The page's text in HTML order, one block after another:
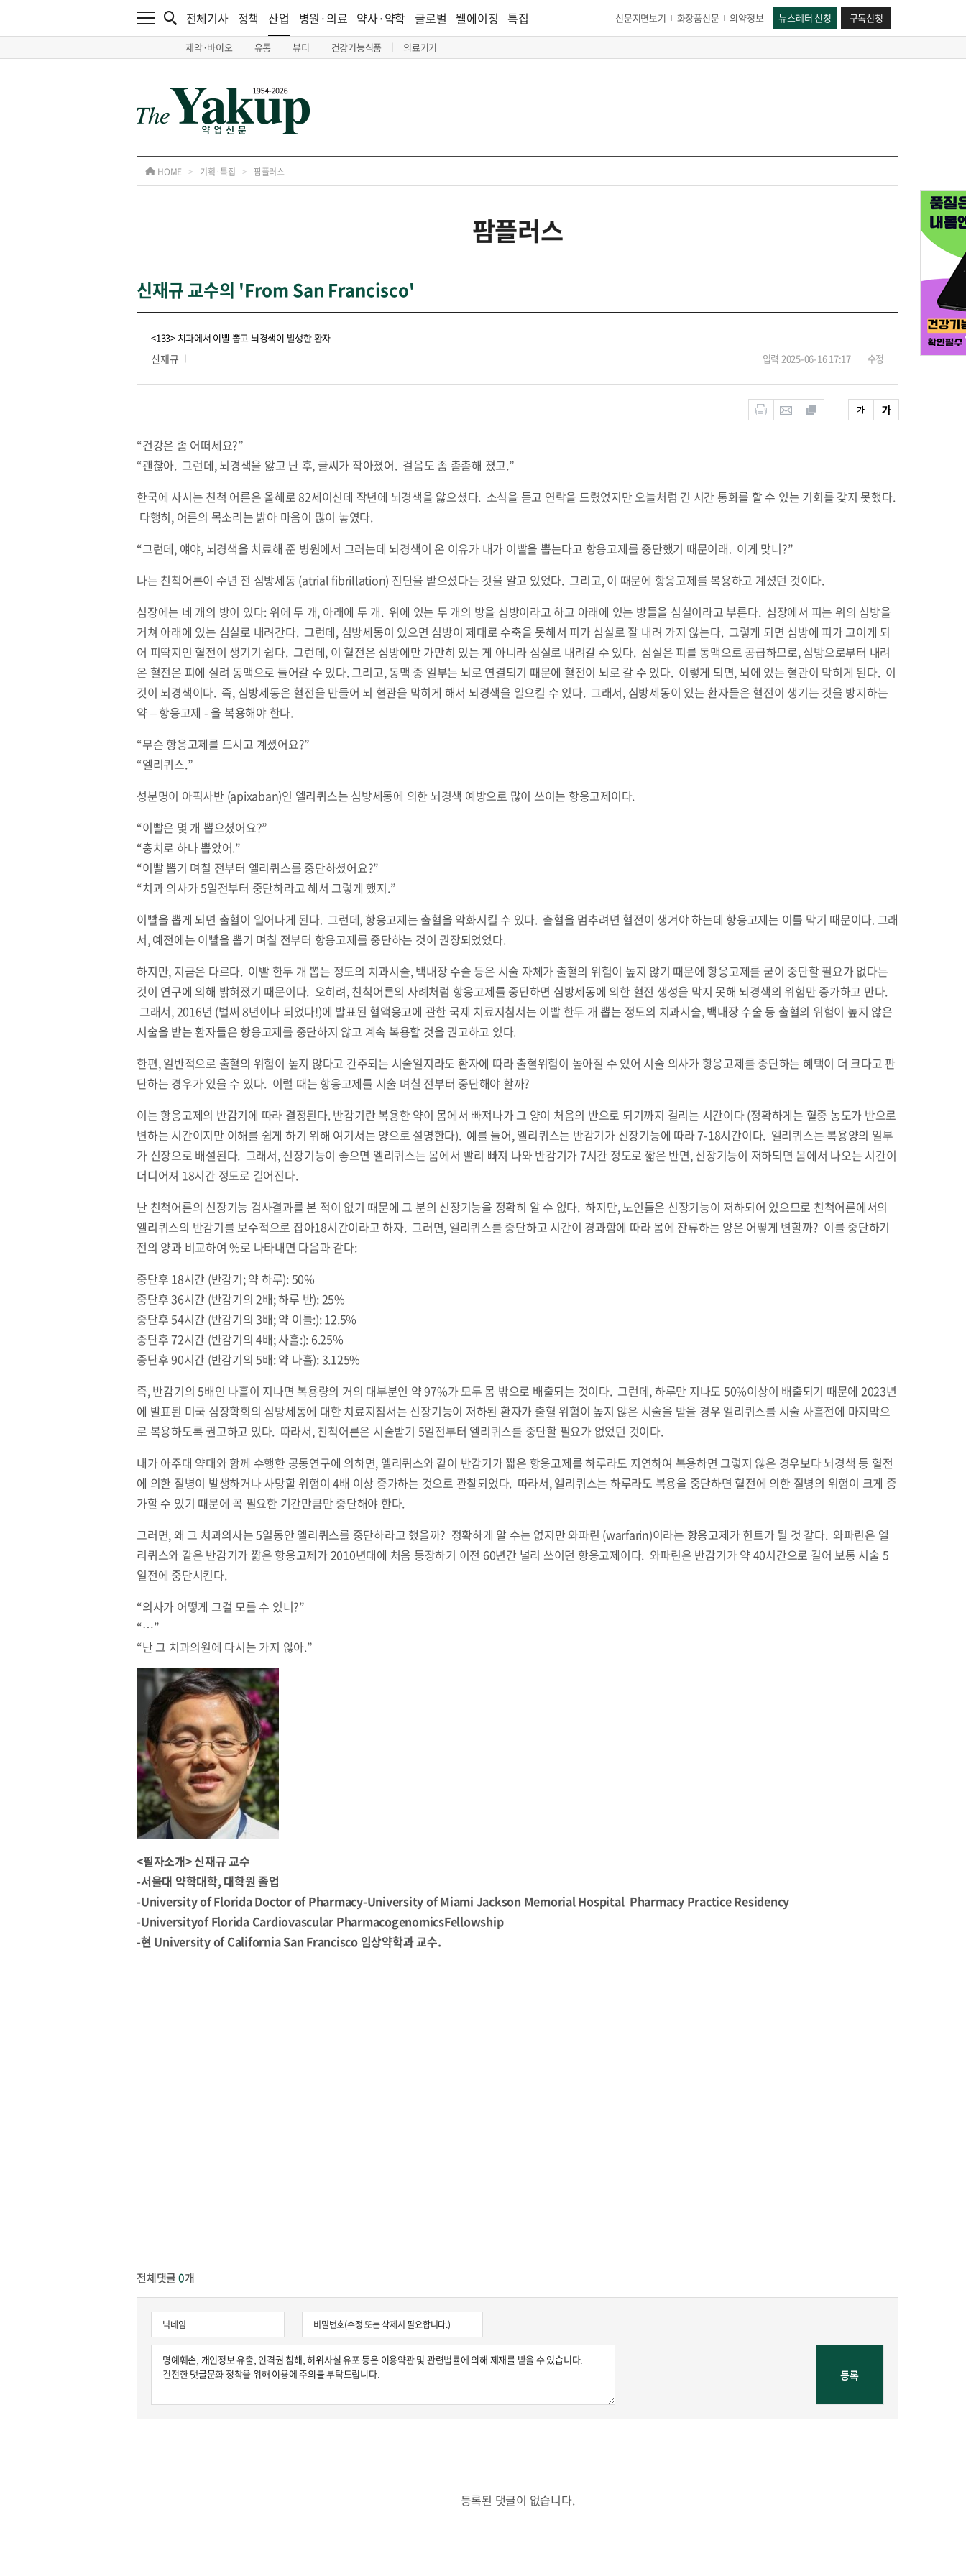
전체기사 정책 산업
제약·바이오 유통 뷰티 건강기능식품 의료기기
병원·의료 약사·약학 글로벌 웰에이징 특집 신문지면보기 화장품신문 의약정보 뉴스레터 신청 구독신청
HOME > 기획·특집 > 팜플러스
팜플러스
신재규 교수의 'From San Francisco'
<133> 치과에서 이빨 뽑고 뇌경색이 발생한 환자
신재규 입력 2025-06-16 17:17 수정
“건강은 좀 어떠세요?”
“괜찮아. 그런데, 뇌경색을 앓고 난 후, 글씨가 작아졌어. 걸음도 좀 촘촘해 졌고.”
한국에 사시는 친척 어른은 올해로 82세이신데 작년에 뇌경색을 앓으셨다. 소식을 듣고 연락을 드렸었지만 오늘처럼 긴 시간 통화를 할 수 있는 기회를 갖지 못했다.
다행히, 어른의 목소리는 밝아 마음이 많이 놓였다.
“그런데, 얘야, 뇌경색을 치료해 준 병원에서 그러는데 뇌경색이 온 이유가 내가 이빨을 뽑는다고 항응고제를 중단했기 때문이래. 이게 맞니?”
나는 친척어른이 수년 전 심방세동 (atrial fibrillation) 진단을 받으셨다는 것을 알고 있었다. 그리고, 이 때문에 항응고제를 복용하고 계셨던 것이다.
심장에는 네 개의 방이 있다: 위에 두 개, 아래에 두 개. 위에 있는 두 개의 방을 심방이라고 하고 아래에 있는 방들을 심실이라고 부른다. 심장에서 피는 위의 심방을
거쳐 아래에 있는 심실로 내려간다. 그런데, 심방세동이 있으면 심방이 제대로 수축을 못해서 피가 심실로 잘 내려 가지 않는다. 그렇게 되면 심방에 피가 고이게 되
어 피딱지인 혈전이 생기기 쉽다. 그런데, 이 혈전은 심방에만 가만히 있는 게 아니라 심실로 내려갈 수 있다. 심실은 피를 동맥으로 공급하므로, 심방으로부터 내려
온 혈전은 피에 실려 동맥으로 들어갈 수 있다. 그리고, 동맥 중 일부는 뇌로 연결되기 때문에 혈전이 뇌로 갈 수 있다. 이렇게 되면, 뇌에 있는 혈관이 막히게 된다. 이
것이 뇌경색이다. 즉, 심방세동은 혈전을 만들어 뇌 혈관을 막히게 해서 뇌경색을 일으킬 수 있다. 그래서, 심방세동이 있는 환자들은 혈전이 생기는 것을 방지하는
약 – 항응고제 - 을 복용해야 한다.
“무슨 항응고제를 드시고 계셨어요?”
“엘리퀴스.”
성분명이 아픽사반 (apixaban)인 엘리퀴스는 심방세동에 의한 뇌경색 예방으로 많이 쓰이는 항응고제이다.
“이빨은 몇 개 뽑으셨어요?”
“충치로 하나 뽑았어.”
“이빨 뽑기 며칠 전부터 엘리퀴스를 중단하셨어요?”
“치과 의사가 5일전부터 중단하라고 해서 그렇게 했지.”
이빨을 뽑게 되면 출혈이 일어나게 된다. 그런데, 항응고제는 출혈을 악화시킬 수 있다. 출혈을 멈추려면 혈전이 생겨야 하는데 항응고제는 이를 막기 때문이다. 그래
서, 예전에는 이빨을 뽑기 며칠 전부터 항응고제를 중단하는 것이 권장되었었다.
하지만, 지금은 다르다. 이빨 한두 개 뽑는 정도의 치과시술, 백내장 수술 등은 시술 자체가 출혈의 위험이 높지 않기 때문에 항응고제를 굳이 중단할 필요가 없다는
것이 연구에 의해 밝혀졌기 때문이다. 오히려, 친척어른의 사례처럼 항응고제를 중단하면 심방세동에 의한 혈전 생성을 막지 못해 뇌경색의 위험만 증가하고 만다.
그래서, 2016년 (벌써 8년이나 되었다!)에 발표된 혈액응고에 관한 국제 치료지침서는 이빨 한두 개 뽑는 정도의 치과시술, 백내장 수술 등 출혈의 위험이 높지 않은
시술을 받는 환자들은 항응고제를 중단하지 않고 계속 복용할 것을 권고하고 있다.
한편, 일반적으로 출혈의 위험이 높지 않다고 간주되는 시술일지라도 환자에 따라 출혈위험이 높아질 수 있어 시술 의사가 항응고제를 중단하는 혜택이 더 크다고 판
단하는 경우가 있을 수 있다. 이럴 때는 항응고제를 시술 며칠 전부터 중단해야 할까?
이는 항응고제의 반감기에 따라 결정된다. 반감기란 복용한 약이 몸에서 빠져나가 그 양이 처음의 반으로 되기까지 걸리는 시간이다 (정확하게는 혈중 농도가 반으로
변하는 시간이지만 이해를 쉽게 하기 위해 여기서는 양으로 설명한다). 예를 들어, 엘리퀴스는 반감기가 신장기능에 따라 7-18시간이다. 엘리퀴스는 복용양의 일부
가 신장으로 배설된다. 그래서, 신장기능이 좋으면 엘리퀴스는 몸에서 빨리 빠져 나와 반감기가 7시간 정도로 짧은 반면, 신장기능이 저하되면 몸에서 나오는 시간이
더디어져 18시간 정도로 길어진다.
난 친척어른의 신장기능 검사결과를 본 적이 없기 때문에 그 분의 신장기능을 정확히 알 수 없다. 하지만, 노인들은 신장기능이 저하되어 있으므로 친척어른에서의
엘리퀴스의 반감기를 보수적으로 잡아18시간이라고 하자. 그러면, 엘리퀴스를 중단하고 시간이 경과함에 따라 몸에 잔류하는 양은 어떻게 변할까? 이를 중단하기
전의 양과 비교하여 %로 나타내면 다음과 같다:
중단후 18시간 (반감기; 약 하루): 50%
중단후 36시간 (반감기의 2배; 하루 반): 25%
중단후 54시간 (반감기의 3배; 약 이틀:): 12.5%
중단후 72시간 (반감기의 4배; 사흘:): 6.25%
중단후 90시간 (반감기의 5배: 약 나흘): 3.125%
즉, 반감기의 5배인 나흘이 지나면 복용량의 거의 대부분인 약 97%가 모두 몸 밖으로 배출되는 것이다. 그런데, 하루만 지나도 50%이상이 배출되기 때문에 2023년
에 발표된 미국 심장학회의 심방세동에 대한 치료지침서는 신장기능이 저하된 환자가 출혈 위험이 높지 않은 시술을 받을 경우 엘리퀴스를 시술 사흘전에 마지막으
로 복용하도록 권고하고 있다. 따라서, 친척어른은 시술받기 5일전부터 엘리퀴스를 중단할 필요가 없었던 것이다.
내가 아주대 약대와 함께 수행한 공동연구에 의하면, 엘리퀴스와 같이 반감기가 짧은 항응고제를 하루라도 지연하여 복용하면 그렇지 않은 경우보다 뇌경색 등 혈전
에 의한 질병이 발생하거나 사망할 위험이 4배 이상 증가하는 것으로 관찰되었다. 따라서, 엘리퀴스는 하루라도 복용을 중단하면 혈전에 의한 질병의 위험이 크게 증
가할 수 있기 때문에 꼭 필요한 기간만큼만 중단해야 한다.
그러면, 왜 그 치과의사는 5일동안 엘리퀴스를 중단하라고 했을까? 정확하게 알 수는 없지만 와파린 (warfarin)이라는 항응고제가 힌트가 될 것 같다. 와파린은 엘
리퀴스와 같은 반감기가 짧은 항응고제가 2010년대에 처음 등장하기 이전 60년간 널리 쓰이던 항응고제이다. 와파린은 반감기가 약 40시간으로 길어 보통 시술 5
일전에 중단시킨다.
“의사가 어떻게 그걸 모를 수 있니?”
“…”
“난 그 치과의원에 다시는 가지 않아.”
<필자소개> 신재규 교수
-서울대 약학대학, 대학원 졸업
-University of Florida Doctor of Pharmacy-University of Miami Jackson Memorial Hospital Pharmacy Practice Residency
-Universityof Florida Cardiovascular PharmacogenomicsFellowship
-현 University of California San Francisco 임상약학과 교수.
전체댓글0개
등록된 댓글이 없습니다.